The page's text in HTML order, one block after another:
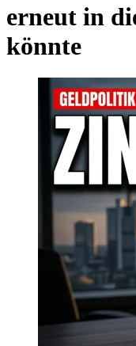
erneut in
könnte